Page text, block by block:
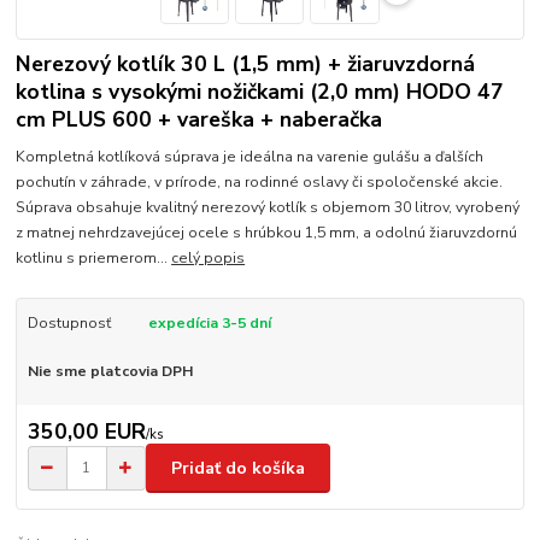
Nerezový kotlík 30 L (1,5 mm) + žiaruvzdorná
kotlina s vysokými nožičkami (2,0 mm) HODO 47
cm PLUS 600 + vareška + naberačka
Kompletná kotlíková súprava je ideálna na varenie gulášu a ďalších
pochutín v záhrade, v prírode, na rodinné oslavy či spoločenské akcie.
Súprava obsahuje kvalitný nerezový kotlík s objemom 30 litrov, vyrobený
z matnej nehrdzavejúcej ocele s hrúbkou 1,5 mm, a odolnú žiaruvzdornú
kotlinu s priemerom... celý popis
Dostupnosť expedícia 3-5 dní
Nie sme platcovia DPH
350,00 EUR/ks
Pridať do košíka